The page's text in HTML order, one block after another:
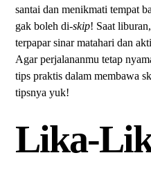
santai dan menikmati tempat
gak boleh di-skip! Saat
terpapar sinar matahari dan
Agar perjalananmu tetap
tips praktis dalam membawa
tipsnya yuk!
Lika-